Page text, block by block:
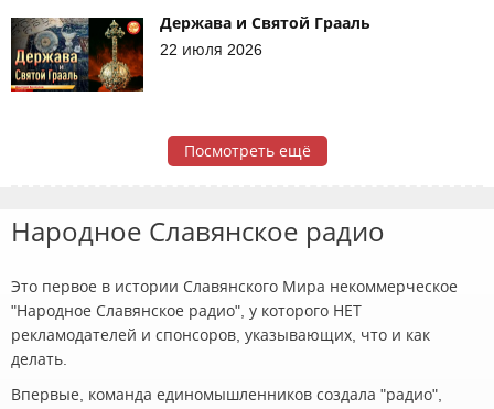
Держава и Святой Грааль
22 июля 2026
Посмотреть ещё
Народное Славянское радио
Это первое в истории Славянского Мира некоммерческое
"Народное Славянское радио", у которого НЕТ
рекламодателей и спонсоров, указывающих, что и как
делать.
Впервые, команда единомышленников создала "радио",